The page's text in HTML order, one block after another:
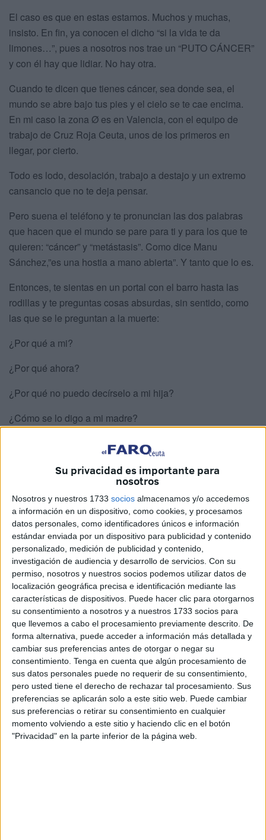
Su privacidad es importante para
nosotros
Nosotros y nuestros 1733 socios almacenamos y/o accedemos
a información en un dispositivo, como cookies, y procesamos
datos personales, como identificadores únicos e información
estándar enviada por un dispositivo para publicidad y contenido
personalizado, medición de publicidad y contenido,
investigación de audiencia y desarrollo de servicios. Con su
permiso, nosotros y nuestros socios podemos utilizar datos de
localización geográfica precisa e identificación mediante las
características de dispositivos. Puede hacer clic para otorgarnos
su consentimiento a nosotros y a nuestros 1733 socios para
que llevemos a cabo el procesamiento previamente descrito. De
forma alternativa, puede acceder a información más detallada y
cambiar sus preferencias antes de otorgar o negar su
consentimiento. Tenga en cuenta que algún procesamiento de
sus datos personales puede no requerir de su consentimiento,
pero usted tiene el derecho de rechazar tal procesamiento. Sus
preferencias se aplicarán solo a este sitio web. Puede cambiar
sus preferencias o retirar su consentimiento en cualquier
momento volviendo a este sitio y haciendo clic en el botón
"Privacidad" en la parte inferior de la página web.
El caso es que en estas estamos. Muchos y muchas,
insisto. En fin, ya conocen el dicho “si la vida te da
limones…”, pues a nosotros nos trae un “PUTO CÁNCER”
y con él hay que lidiar. No hay otra.
Cuando te dicen que tienes cáncer, sea donde sea, el
mundo se abre bajo tus pies y el cielo se te cae encima.
En mi caso la zona Ø es en Valencia, con el equipo de
trabajo de Cruz Roja Ceuta, unos de los primeros en
llegar, por cierto.
Todo es lodo, desolación, trabajo a destajo y un extremo
cansancio que no te deja pensar.
Pero suena el teléfono y te pronuncian las dos palabras
que hacen que el mundo se pare para ti y para los que te
quieren: “cáncer” y “metástasis”. Como dice Manu
Sánchez,”es una hostia a mano abierta”. Y tanto que lo es.
Entonces, te sientas en un portal con el barro hasta las
rodillas y te preguntas cosas absurdas, sin sentido, como
las que se le preguntan a la muerte:
¿Por qué a mi?
¿Por qué ahora?
¿Por qué no puedo decírselo a mi hija?
¿Cómo se lo digo a mi madre?
¿Cómo se le digo a la mujer que comparte mi camino?
¿Y a mi gente?
¿Qué coño hago ahora?
¿Esta va a ser la estación términus, en una Valencia
arrasada por la DANA?
¿Ahora es donde sale el rótulo “FIN”, como en las pelis de
los directores franceses que tanto me gustan?
Si en ese momento tienes la suerte de estar rodeado de
hermanas y hermanos como yo lo estoy, la deflagración se
atenúa un poco. Pero las palabras “cáncer” y “metástasis”
van a su bola y no paran de rebotar en todos los rincones
de lo que aún te queda de cerebro. Eso es inevitable, pero
sigues, ¿qué otra cosa puedes hacer?
Y llegan las pruebas que, como bien te dicen, le ponen
nombre y apellido a lo que tienes dentro y te está matando.
Yo exijo la verdad, y te la dicen. Médicos como Rafa, mi